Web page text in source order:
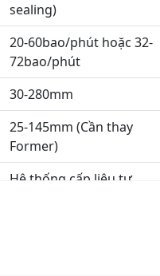
sealing)
20-60bao/phút hoặc 32-
72bao/phút
30-280mm
25-145mm (Cần thay
Former)
Hệ thống cấp liệu tự